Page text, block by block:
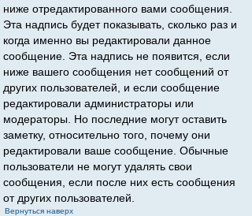
ниже отредактированного вами сообщения.
Эта надпись будет показывать, сколько раз и
когда именно вы редактировали данное
сообщение. Эта надпись не появится, если
ниже вашего сообщения нет сообщений от
других пользователей, и если сообщение
редактировали администраторы или
модераторы. Но последние могут оставить
заметку, относительно того, почему они
редактировали ваше сообщение. Обычные
пользователи не могут удалять свои
сообщения, если после них есть сообщения
от других пользователей.
Вернуться наверх